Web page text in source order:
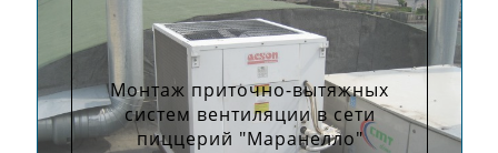
Монтаж приточно-вытяжных
систем вентиляции в сети
пиццерий "Маранелло"